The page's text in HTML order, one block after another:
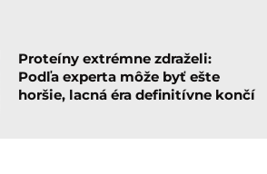
Proteíny extrémne zdraželi:
Podľa experta môže byť ešte
horšie, lacná éra definitívne končí